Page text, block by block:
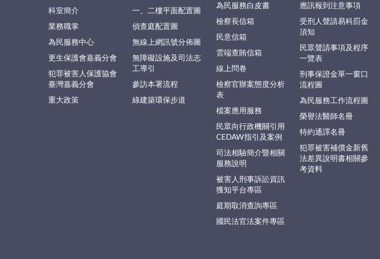
科室簡介
業務職掌
為民服務中心
更生保護會嘉義分會
犯罪被害人保護協會
臺灣嘉義分會
重大政策
一、二樓平面配置圖
偵查庭配置圖
無線上網訊號分佈圖
無障礙設施及司法志
工導引
參訪本署流程
綠建築環保步道
為民服務白皮書
檢察長信箱
民意信箱
雲端查賄信箱
線上問卷
檢察官辦案態度分析
表
檔案應用服務
民眾向行政機關引用
CEDAW指引及案例
司法相驗簡介暨相關
服務說明
被害人刑事訴訟資訊
獲知平台專區
庭期取消查詢專區
國民法官法案件專區
應訊報到注意事項
受刑人聲請易科罰金
須知
民眾聲請事項及程序
一覽表
刑事保證金單一窗口
流程圖
為民服務工作流程圖
榮譽法醫師名冊
特約通譯名冊
犯罪被害補償金新舊
法差異說明書相關參
考資料